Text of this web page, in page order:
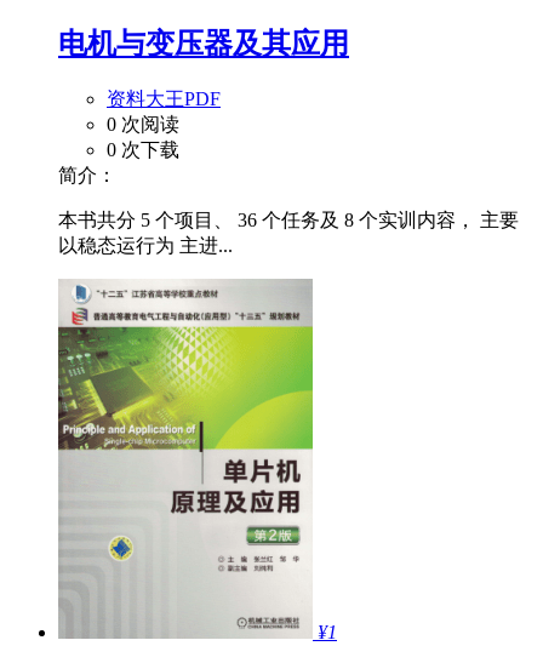
电机与变压器及其应用
资料大王PDF
0 次阅读
0 次下载
简介：
本书共分 5 个项目、 36 个任务及 8 个实训内容， 主要
以稳态运行为 主进...
¥1